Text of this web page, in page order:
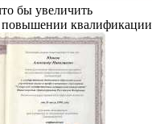
бы увеличить
повышении квалификации